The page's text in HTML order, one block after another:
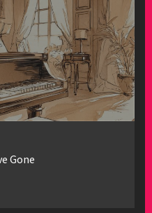
Gone